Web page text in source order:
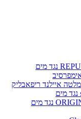
איילנד ריפאבליק